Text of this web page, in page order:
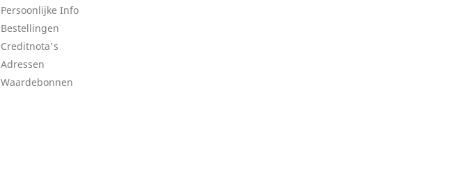
Persoonlijke Info
Bestellingen
Creditnota's
Adressen
Waardebonnen